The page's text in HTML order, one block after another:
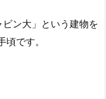
ン大」という建物を
です。